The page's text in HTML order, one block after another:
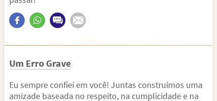
Um Erro Grave
Eu sempre confiei em você! Juntas construímos uma
amizade baseada no respeito, na cumplicidade e na